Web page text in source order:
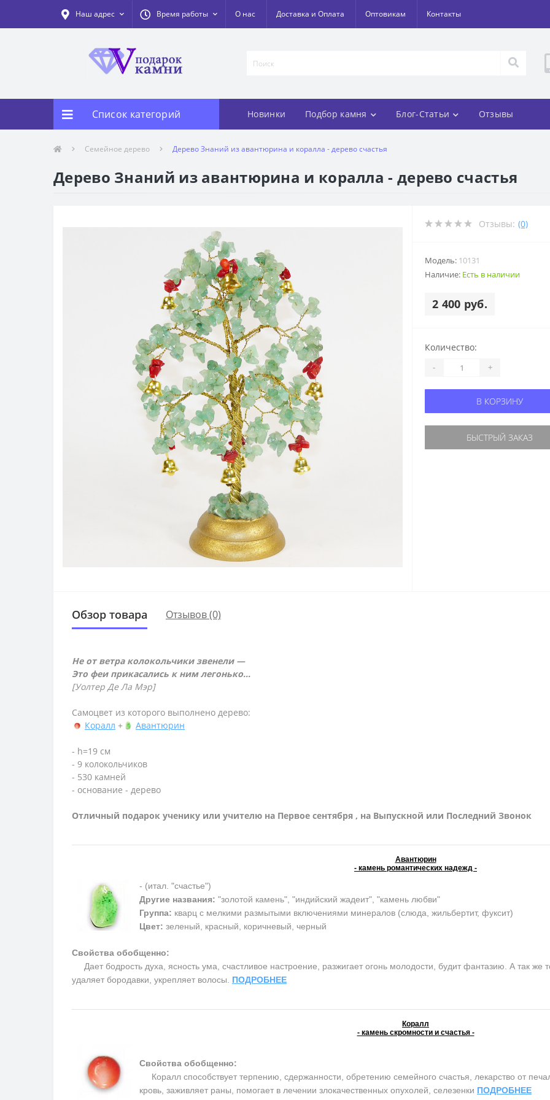
Наш адрес Время работы О нас Доставка и Оплата Оптовикам Контакты
Список категорий Новинки Подбор камня Блог-Статьи Отзывы
Семейное дерево Дерево Знаний из авантюрина и коралла - дерево счастья
Дерево Знаний из авантюрина и коралла - дерево счастья
Отзывы: (0)
Модель: 10131
Наличие: Есть в наличии
2 400 руб.
Количество:
- +
В КОРЗИНУ
БЫСТРЫЙ ЗАКАЗ
Обзор товара Отзывов (0)
Не от ветра колокольчики звенели —
Это феи прикасались к ним легонько...
[Уолтер Де Ла Мэр]
Самоцвет из которого выполнено дерево:
Коралл + Авантюрин
- h=19 см
- 9 колокольчиков
- 530 камней
- основание - дерево
Отличный подарок ученику или учителю на Первое сентября , на Выпускной или Последний Звонок
Авантюрин
- камень романтических надежд -
- (итал. "счастье")
Другие названия: "золотой камень", "индийский жадеит", "камень любви"
Группа: кварц с мелкими размытыми включениями минералов (слюда, жильбертит, фуксит)
Цвет: зеленый, красный, коричневый, черный
Свойства обобщенно:
Дает бодрость духа, ясность ума, счастливое настроение, разжигает огонь молодости, будит фантазию. А так же
удаляет бородавки, укрепляет волосы. ПОДРОБНЕЕ
Коралл
- камень скромности и счастья -
Свойства обобщенно:
Коралл способствует терпению, сдержанности, обретению семейного счастья, лекарство от
кровь, заживляет раны, помогает в лечении злокачественных опухолей, селезенки ПОДРОБНЕЕ